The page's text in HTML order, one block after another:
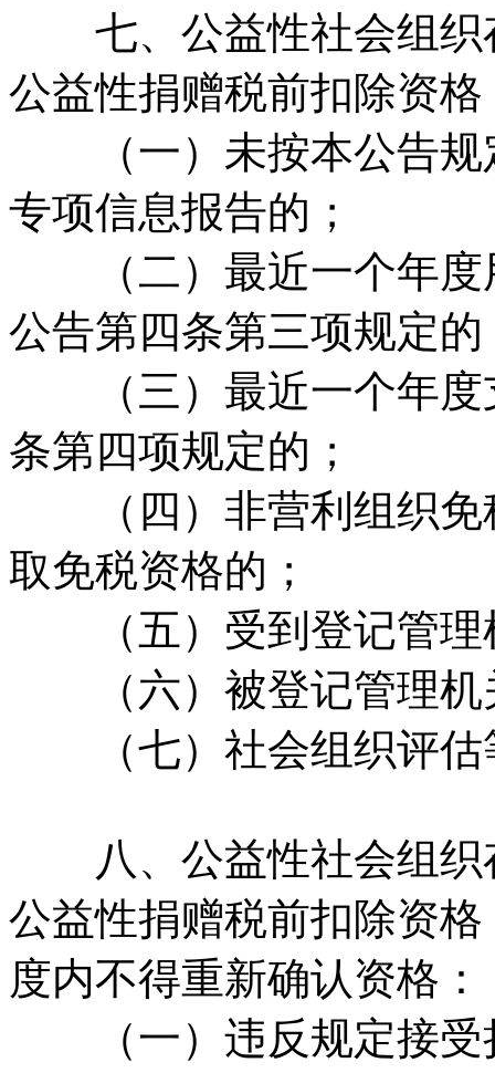
七、公益性社会组织
公益性捐赠税前扣除资格
（一）未按本公告规
专项信息报告的；
（二）最近一个年度
公告第四条第三项规定的
（三）最近一个年度
条第四项规定的；
（四）非营利组织免
取免税资格的；
（五）受到登记管理
（六）被登记管理机
（七）社会组织评估
八、公益性社会组织
公益性捐赠税前扣除资
度内不得重新确认资格：
（一）违反规定接受